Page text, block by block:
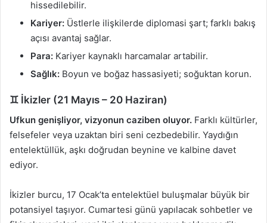
hissedilebilir.
Kariyer: Üstlerle ilişkilerde diplomasi şart; farklı bakış
açısı avantaj sağlar.
Para: Kariyer kaynaklı harcamalar artabilir.
Sağlık: Boyun ve boğaz hassasiyeti; soğuktan korun.
♊ İkizler (21 Mayıs – 20 Haziran)
Ufkun genişliyor, vizyonun caziben oluyor. Farklı kültürler,
felsefeler veya uzaktan biri seni cezbedebilir. Yaydığın
entelektüllük, aşkı doğrudan beynine ve kalbine davet
ediyor.
İkizler burcu, 17 Ocak’ta entelektüel buluşmalar büyük bir
potansiyel taşıyor. Cumartesi günü yapılacak sohbetler ve